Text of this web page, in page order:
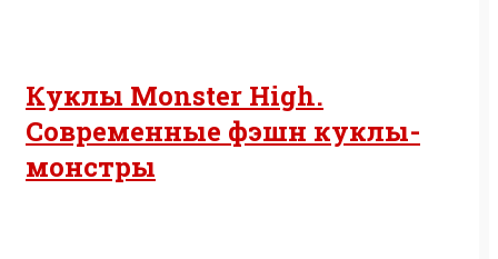
Куклы Monster High.
Современные фэшн куклы-
монстры